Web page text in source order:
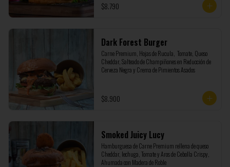
$8.790
Dark Forest Burger
Carne Premium, Hojas de Rucula,  Tomate, Queso
Cheddar, Salteado de Champiñones en Reducción de
Cerveza Negra y Crema de Pimientos Asados
$8.900
Smoked Juicy Lucy
Hamburguesa de Carne Premium rellena de queso
Cheddar, lechuga, Tomate y Aros de Cebolla Crispy,
Ahumada con Madera de Roble